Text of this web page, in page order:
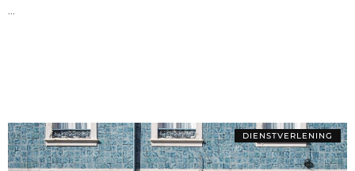
...
DIENSTVERLENING